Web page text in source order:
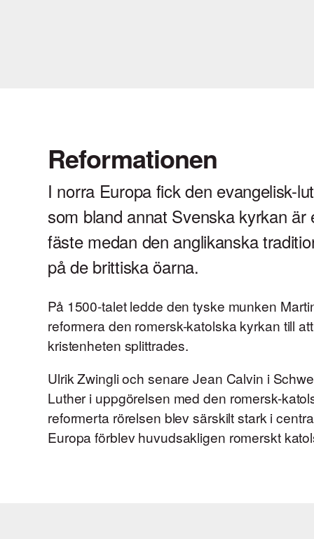
Reformationen
I norra Europa fick den evangelisk-
som bland annat Svenska kyrkan
fäste medan den anglikanska
på de brittiska öarna.
På 1500-talet ledde den tyske munken
reformera den romersk-katolska kyrkan till
kristenheten splittrades.
Ulrik Zwingli och senare Jean Calvin i
Luther i uppgörelsen med den romersk-
reformerta rörelsen blev särskilt stark i
Europa förblev huvudsakligen romerskt